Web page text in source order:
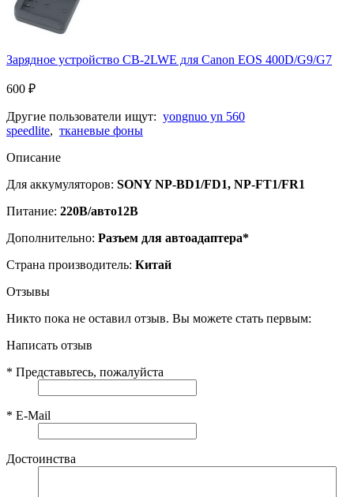
Зарядное устройство CB-2LWE для Canon EOS 400D/G9/G7
600 ₽
Другие пользователи ищут: yongnuo yn 560
speedlite, тканевые фоны
Описание
Для аккумуляторов: SONY NP-BD1/FD1, NP-FT1/FR1
Питание: 220В/авто12В
Дополнительно: Разъем для автоадаптера*
Страна производитель: Китай
Отзывы
Никто пока не оставил отзыв. Вы можете стать первым:
Написать отзыв
* Представьтесь, пожалуйста
* E-Mail
Достоинства